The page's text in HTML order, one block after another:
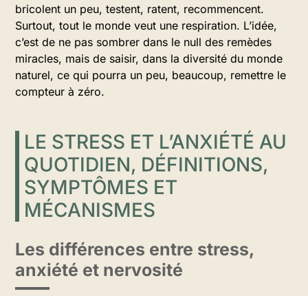
bricolent un peu, testent, ratent, recommencent.
Surtout, tout le monde veut une respiration. L’idée,
c’est de ne pas sombrer dans le null des remèdes
miracles, mais de saisir, dans la diversité du monde
naturel, ce qui pourra un peu, beaucoup, remettre le
compteur à zéro.
LE STRESS ET L’ANXIÉTÉ AU
QUOTIDIEN, DÉFINITIONS,
SYMPTÔMES ET
MÉCANISMES
Les différences entre stress,
anxiété et nervosité